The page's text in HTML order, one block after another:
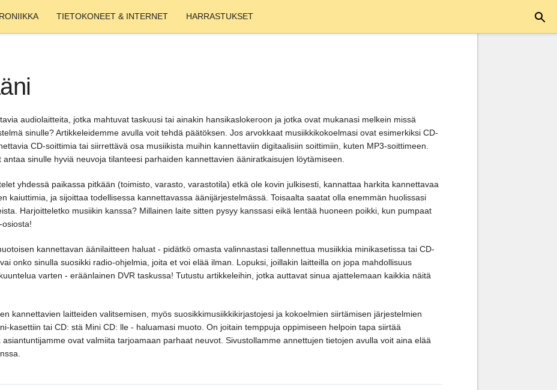
TIETOKONEET & INTERNET HARRASTUKSET
audiolaitteita, jotka mahtuvat taskuusi tai ainakin hansikaslokeroon ja jotka ovat mukanasi melkein missä
sinulle? Artikkeleidemme avulla voit tehdä päätöksen. Jos arvokkaat musiikkikokoelmasi ovat esimerkiksi CD-
CD-soittimia tai siirrettävä osa musiikista muihin kannettaviin digitaalisiin soittimiin, kuten MP3-soittimeen.
sinulle hyviä neuvoja tilanteesi parhaiden kannettavien ääniratkaisujen löytämiseen.
yhdessä paikassa pitkään (toimisto, varasto, varastotila) etkä ole kovin julkisesti, kannattaa harkita kannettavaa
kaiuttimia, ja sijoittaa todellisessa kannettavassa äänijärjestelmässä. Toisaalta saatat olla enemmän huolissasi
Harjoitteletko musiikin kanssa? Millainen laite sitten pysyy kanssasi eikä lentää huoneen poikki, kun pumpaat
kannettavan äänilaitteen haluat - pidätkö omasta valinnastasi tallennettua musiikkia minikasetissa tai CD-
onko sinulla suosikki radio-ohjelmia, joita et voi elää ilman. Lopuksi, joillakin laitteilla on jopa mahdollisuus
varten - eräänlainen DVR taskussa! Tutustu artikkeleihin, jotka auttavat sinua ajattelemaan kaikkia näitä
kannettavien laitteiden valitsemisen, myös suosikkimusiikkikirjastojesi ja kokoelmien siirtämisen järjestelmien
kasettiin tai CD: stä Mini CD: lle - haluamasi muoto. On joitain temppuja oppimiseen helpoin tapa siirtää
ovat valmiita tarjoamaan parhaat neuvot. Sivustollamme annettujen tietojen avulla voit aina elää